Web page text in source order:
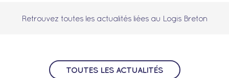
Retrouvez toutes les actualités liées au Logis Breton
TOUTES LES ACTUALITÉS